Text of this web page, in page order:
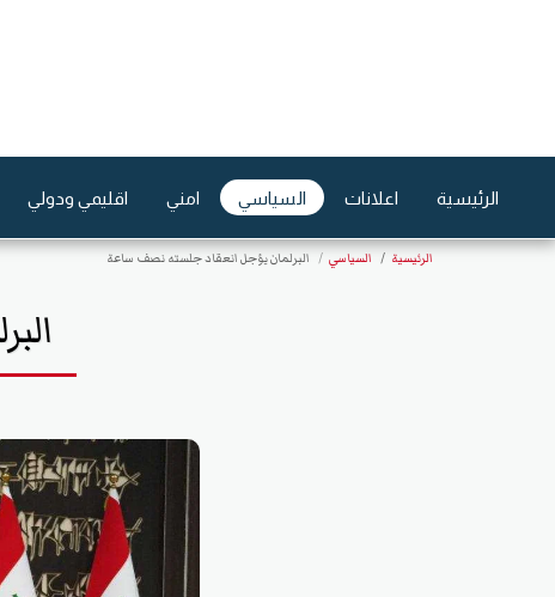
الرئيسية اعلانات السياسي امني اقليمي ودولي
الرئيسية السياسي البرلمان يؤجل انعقاد جلسته نصف ساعة